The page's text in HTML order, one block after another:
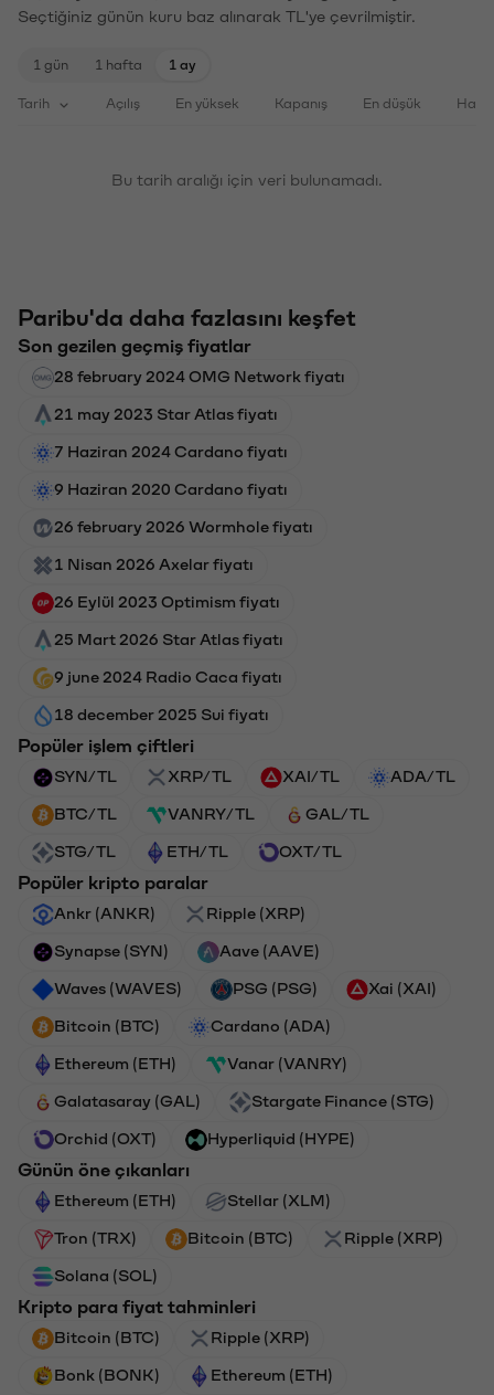
Seçtiğiniz günün kuru baz alınarak TL'ye çevrilmiştir.
1 gün 1 hafta 1 ay
Tarih Açılış En yüksek Kapanış En düşük
Bu tarih aralığı için veri bulunamadı.
Paribu'da daha fazlasını keşfet
Son gezilen geçmiş fiyatlar
28 february 2024 OMG Network fiyatı
21 may 2023 Star Atlas fiyatı
7 Haziran 2024 Cardano fiyatı
9 Haziran 2020 Cardano fiyatı
26 february 2026 Wormhole fiyatı
1 Nisan 2026 Axelar fiyatı
26 Eylül 2023 Optimism fiyatı
25 Mart 2026 Star Atlas fiyatı
9 june 2024 Radio Caca fiyatı
18 december 2025 Sui fiyatı
Popüler işlem çiftleri
SYN/TL XRP/TL XAI/TL ADA/TL
BTC/TL VANRY/TL GAL/TL
STG/TL ETH/TL OXT/TL
Popüler kripto paralar
Ankr (ANKR) Ripple (XRP)
Synapse (SYN) Aave (AAVE)
Waves (WAVES) PSG (PSG) Xai (XAI)
Bitcoin (BTC) Cardano (ADA)
Ethereum (ETH) Vanar (VANRY)
Galatasaray (GAL) Stargate Finance (STG)
Orchid (OXT) Hyperliquid (HYPE)
Günün öne çıkanları
Ethereum (ETH) Stellar (XLM)
Tron (TRX) Bitcoin (BTC) Ripple (XRP)
Solana (SOL)
Kripto para fiyat tahminleri
Bitcoin (BTC) Ripple (XRP)
Bonk (BONK) Ethereum (ETH)